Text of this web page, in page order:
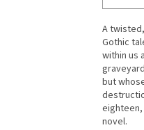
A
Gothic
within us
but
novel.